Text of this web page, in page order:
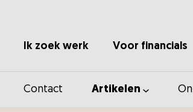
Ik zoek werk Voor financials
Contact Artikelen